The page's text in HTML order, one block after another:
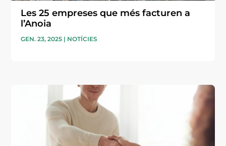
Les 25 empreses que més facturen a
l’Anoia
GEN. 23, 2025 | NOTÍCIES